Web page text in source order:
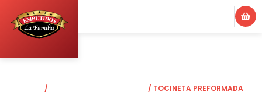
/ / TOCINETA PREFORMADA